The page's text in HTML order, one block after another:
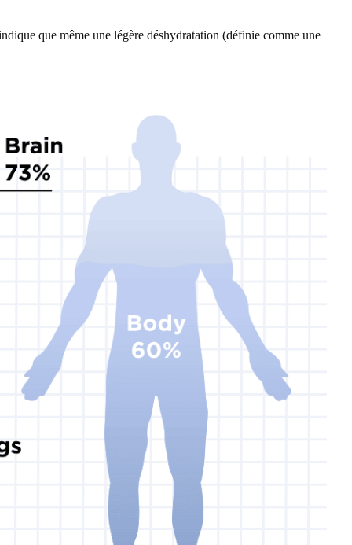
que même une légère déshydratation (définie comme une